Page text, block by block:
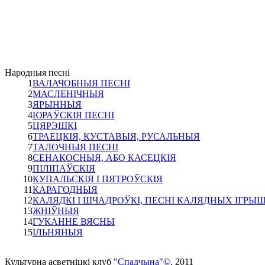
Народныя песнi
1ВАЛАЧОБНЫЯ ПЕСНІ
2МАСЛЕНІЧНЫЯ
3ЯРЫННЫЯ
4ЮРАЎСКІЯ ПЕСНІ
5ЦЯРЭШКІ
6ТРАЕЦКІЯ, КУСТАВЫЯ, РУСАЛЬНЫЯ
7ТАЛОЧНЫЯ ПЕСНІ
8СЕНАКОСНЫЯ, АБО КАСЕЦКІЯ
9ПІЛІПАЎСКІЯ
10КУПАЛЬСКІЯ I ПЯТРОЎСКІЯ
11КАРАГОДНЫЯ
12КАЛЯДКІ І ШЧАДРОЎКІ, ПЕСНІ КАЛЯДНЫХ
13ЖНІЎНЫЯ
14ГУКАННЕ ВЯСНЫ
15ІЛЬНЯНЫЯ
Культурна асветнiцкi клуб "Спадчына"©. 2011